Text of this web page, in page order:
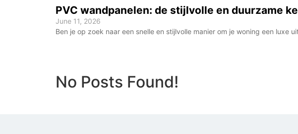
PVC wandpanelen: de stijlvolle en duurzame
June 11, 2026
Ben je op zoek naar een snelle en stijlvolle manier om je woning een luxe
No Posts Found!